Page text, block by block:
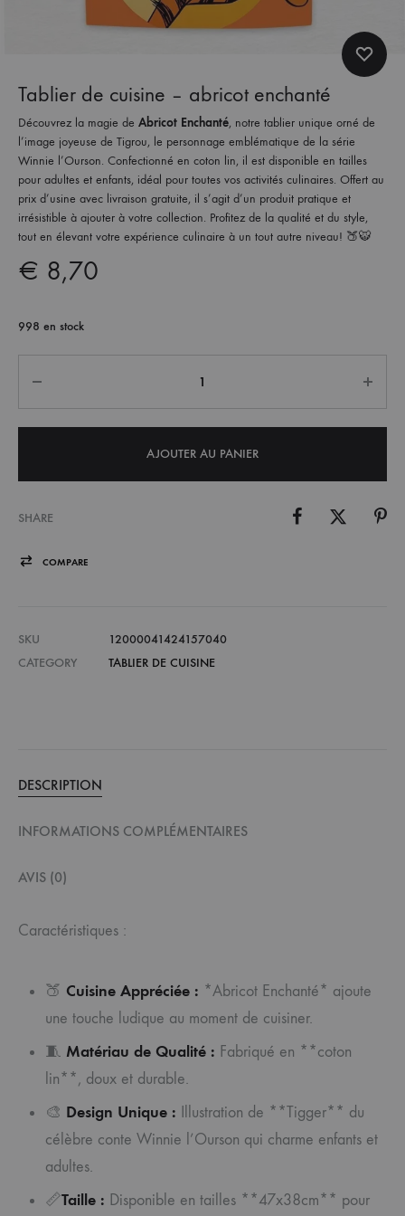
Tablier de cuisine – abricot enchanté
Découvrez la magie de Abricot Enchanté, notre tablier unique orné de
l’image joyeuse de Tigrou, le personnage emblématique de la série
Winnie l’Ourson. Confectionné en coton lin, il est disponible en tailles
pour adultes et enfants, idéal pour toutes vos activités culinaires. Offert au
prix d’usine avec livraison gratuite, il s’agit d’un produit pratique et
irrésistible à ajouter à votre collection. Profitez de la qualité et du style,
tout en élevant votre expérience culinaire à un tout autre niveau! 🍑🐯
€ 8,70
998 en stock
AJOUTER AU PANIER
SHARE
COMPARE
SKU
12000041424157040
CATEGORY
TABLIER DE CUISINE
DESCRIPTION
INFORMATIONS COMPLÉMENTAIRES
AVIS (0)
Caractéristiques :
🍑 Cuisine Appréciée : *Abricot Enchanté* ajoute
une touche ludique au moment de cuisiner.
🧵 Matériau de Qualité : Fabriqué en **coton
lin**, doux et durable.
🎨 Design Unique : Illustration de **Tigger** du
célèbre conte Winnie l’Ourson qui charme enfants et
adultes.
📏Taille : Disponible en tailles **47x38cm** pour